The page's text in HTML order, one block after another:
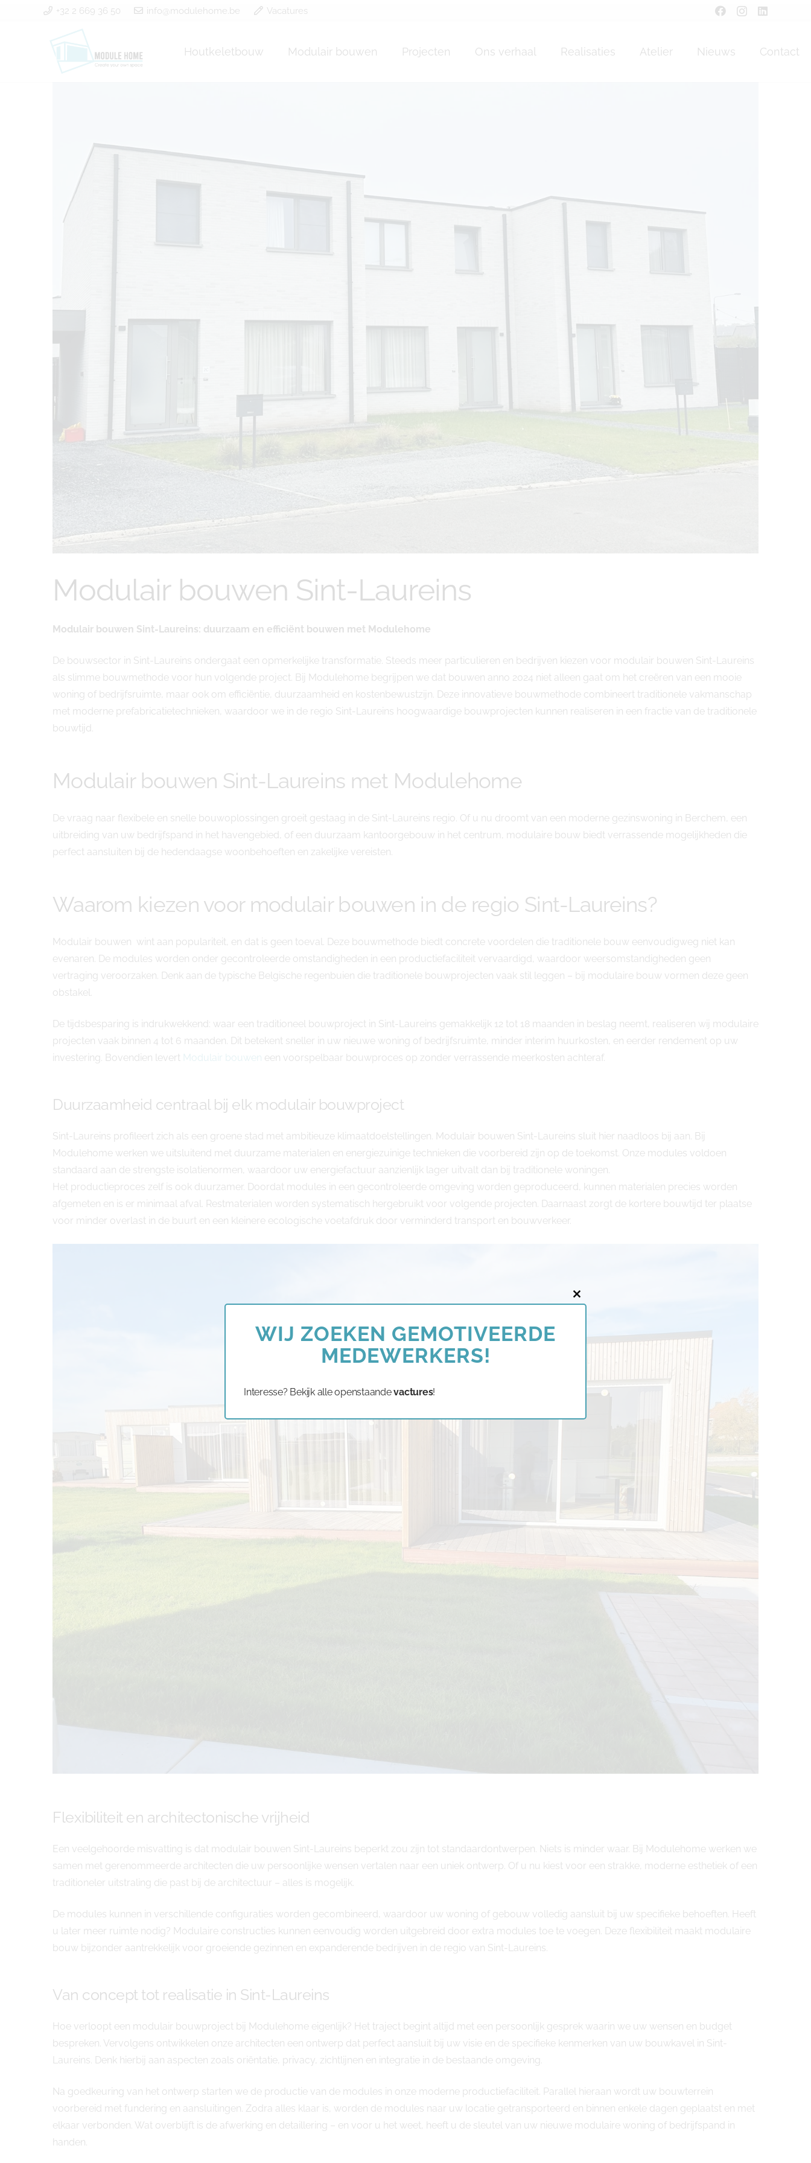
+32 2 669 36 50 info@modulehome.be Vacatures
Houtkeletbouw Modulair bouwen Projecten Ons verhaal Realisaties Atelier Nieuws Contact
Modulair bouwen Sint-Laureins
Modulair bouwen Sint-Laureins: duurzaam en efficiënt bouwen met Modulehome
De bouwsector in Sint-Laureins ondergaat een opmerkelijke transformatie. Steeds meer particulieren en bedrijven kiezen voor modulair bouwen Sint-Laureins
als slimme bouwmethode voor hun volgende project. Bij Modulehome begrijpen we dat bouwen anno 2024 niet alleen gaat om het creëren van een mooie
woning of bedrijfsruimte, maar ook om efficiëntie, duurzaamheid en kostenbewustzijn. Deze innovatieve bouwmethode combineert traditionele vakmanschap
met moderne prefabricatietechnieken, waardoor we in de regio Sint-Laureins hoogwaardige bouwprojecten kunnen realiseren in een fractie van de traditionele
bouwtijd.
Modulair bouwen Sint-Laureins met Modulehome
De vraag naar flexibele en snelle bouwoplossingen groeit gestaag in de Sint-Laureins regio. Of u nu droomt van een moderne gezinswoning in Berchem, een
uitbreiding van uw bedrijfspand in het havengebied, of een duurzaam kantoorgebouw in het centrum, modulaire bouw biedt verrassende mogelijkheden die
perfect aansluiten bij de hedendaagse woonbehoeften en zakelijke vereisten.
Waarom kiezen voor modulair bouwen in de regio Sint-Laureins?
Modulair bouwen wint aan populariteit, en dat is geen toeval. Deze bouwmethode biedt concrete voordelen die traditionele bouw eenvoudigweg niet kan
evenaren. De modules worden onder gecontroleerde omstandigheden in een productiefaciliteit vervaardigd, waardoor weersomstandigheden geen
vertraging veroorzaken. Denk aan de typische Belgische regenbuien die traditionele bouwprojecten vaak stil leggen – bij modulaire bouw vormen deze geen
obstakel.
De tijdsbesparing is indrukwekkend: waar een traditioneel bouwproject in Sint-Laureins gemakkelijk 12 tot 18 maanden in beslag neemt, realiseren wij modulaire
projecten vaak binnen 4 tot 6 maanden. Dit betekent sneller in uw nieuwe woning of bedrijfsruimte, minder interim huurkosten, en eerder rendement op uw
investering. Bovendien levert Modulair bouwen een voorspelbaar bouwproces op zonder verrassende meerkosten achteraf.
Duurzaamheid centraal bij elk modulair bouwproject
Sint-Laureins profileert zich als een groene stad met ambitieuze klimaatdoelstellingen. Modulair bouwen Sint-Laureins sluit hier naadloos bij aan. Bij
Modulehome werken we uitsluitend met duurzame materialen en energiezuinige technieken die voorbereid zijn op de toekomst. Onze modules voldoen
standaard aan de strengste isolatienormen, waardoor uw energiefactuur aanzienlijk lager uitvalt dan bij traditionele woningen.
Het productieproces zelf is ook duurzamer. Doordat modules in een gecontroleerde omgeving worden geproduceerd, kunnen materialen precies worden
afgemeten en is er minimaal afval. Restmaterialen worden systematisch hergebruikt voor volgende projecten. Daarnaast zorgt de kortere bouwtijd ter plaatse
voor minder overlast in de buurt en een kleinere ecologische voetafdruk door verminderd transport en bouwverkeer.
Flexibiliteit en architectonische vrijheid
Een veelgehoorde misvatting is dat modulair bouwen Sint-Laureins beperkt zou zijn tot standaardontwerpen. Niets is minder waar. Bij Modulehome werken we
samen met gerenommeerde architecten die uw persoonlijke wensen vertalen naar een uniek ontwerp. Of u nu kiest voor een strakke, moderne esthetiek of een
traditioneler uitstraling die past bij de architectuur – alles is mogelijk.
De modules kunnen in verschillende configuraties worden gecombineerd, waardoor uw woning of gebouw volledig aansluit bij uw specifieke behoeften. Heeft
u later meer ruimte nodig? Modulaire constructies kunnen eenvoudig worden uitgebreid door extra modules toe te voegen. Deze flexibiliteit maakt modulaire
bouw bijzonder aantrekkelijk voor groeiende gezinnen en expanderende bedrijven in de regio van Sint-Laureins.
Van concept tot realisatie in Sint-Laureins
Hoe verloopt een modulair bouwproject bij Modulehome eigenlijk? Het traject begint altijd met een persoonlijk gesprek waarin we uw wensen en budget
bespreken. Vervolgens ontwikkelen onze architecten een ontwerp dat perfect aansluit bij uw visie en de specifieke kenmerken van uw bouwkavel in Sint-
Laureins. Denk hierbij aan aspecten zoals oriëntatie, privacy, zichtlijnen en integratie in de bestaande omgeving.
Na goedkeuring van het ontwerp starten we de productie van de modules in onze moderne productiefaciliteit. Parallel hieraan wordt uw bouwterrein
voorbereid met fundering en aansluitingen. Zodra alles klaar is, worden de modules naar uw locatie getransporteerd en binnen enkele dagen geplaatst en met
elkaar verbonden. Wat overblijft is de afwerking en detaillering – en voor u het weet, heeft u de sleutel van uw nieuwe modulaire woning of bedrijfspand in
handen.
Close
WIJ ZOEKEN GEMOTIVEERDE
MEDEWERKERS!
Interesse? Bekijk alle openstaandevactures!